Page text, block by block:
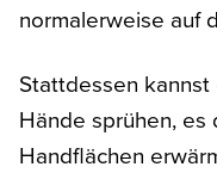
normalerweise auf
Stattdessen
Hände sprühen, es
Handflächen